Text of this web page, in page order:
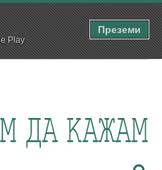
Play
Преземи